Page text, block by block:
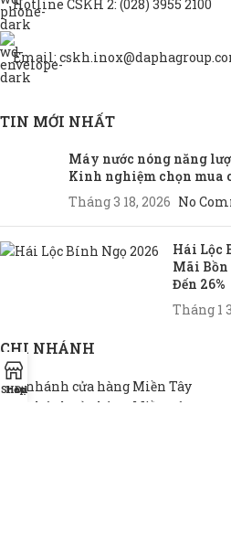
Hotline CSKH 2: (028) 3955 2100
Email:
TIN MỚI NHẤT
Máy nước nóng năng
Kinh nghiệm chọn mua
Tháng 3 18, 2026 No
Hái Lộc
Mãi
Đến 26%
Tháng 1
CHI NHÁNH
Chi nhánh cửa hàng Miền Tây
Chi nhánh cửa hàng Miền Đông
Shop
Hotline
Đại lý